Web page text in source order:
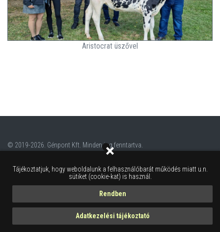
Tájékoztatjuk, hogy weboldalunk a felhasználóbarát működés miatt u.n.
sütiket (cookie-kat) is használ.
Rendben
Adatkezelési tájékoztató
Aristocrat üszővel
© 2019-2026. Génpont Kft. Minden jog fenntartva.